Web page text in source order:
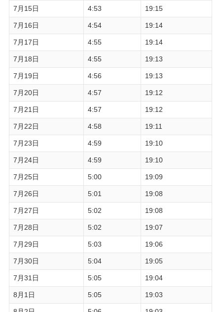
7月15日 4:53 19:15
7月16日 4:54 19:14
7月17日 4:55 19:14
7月18日 4:55 19:13
7月19日 4:56 19:13
7月20日 4:57 19:12
7月21日 4:57 19:12
7月22日 4:58 19:11
7月23日 4:59 19:10
7月24日 4:59 19:10
7月25日 5:00 19:09
7月26日 5:01 19:08
7月27日 5:02 19:08
7月28日 5:02 19:07
7月29日 5:03 19:06
7月30日 5:04 19:05
7月31日 5:05 19:04
8月1日 5:05 19:03